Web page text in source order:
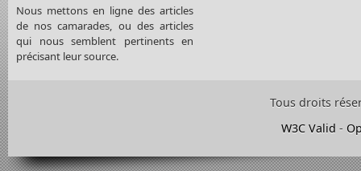
Nous mettons en ligne des articles
de nos camarades, ou des articles
qui nous semblent pertinents en
précisant leur source.
Tous droits
W3C Valid -